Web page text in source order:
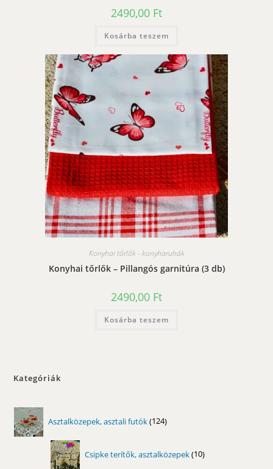
2490,00 Ft
Kosárba teszem
Konyhai tőrlők - konyharuhák
Konyhai tőrlők – Pillangós garnitúra (3 db)
2490,00 Ft
Kosárba teszem
Kategóriák
Asztalközepek, asztali futók 124
termék
Csipke terítők, asztalközepek 10
termék